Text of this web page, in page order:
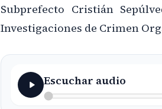
Subprefecto Cristián
Investigaciones de Crimen
Escuchar audio